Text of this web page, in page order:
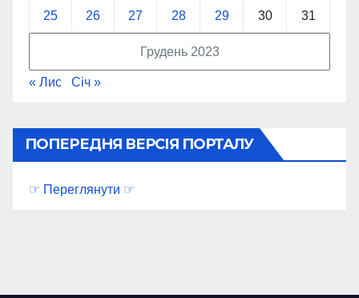
Грудень 2023
25 26 27 28 29 30 31
« Лис Січ »
ПОПЕРЕДНЯ ВЕРСІЯ ПОРТАЛУ
☞ Переглянути ☞